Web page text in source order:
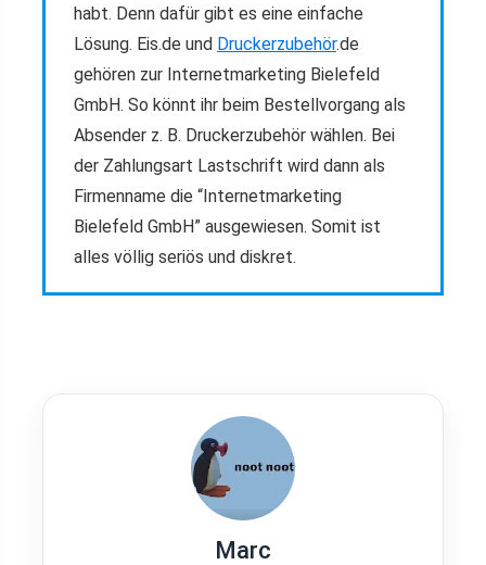
habt. Denn dafür gibt es eine einfache
Lösung. Eis.de und Druckerzubehör.de
gehören zur Internetmarketing Bielefeld
GmbH. So könnt ihr beim Bestellvorgang als
Absender z. B. Druckerzubehör wählen. Bei
der Zahlungsart Lastschrift wird dann als
Firmenname die “Internetmarketing
Bielefeld GmbH” ausgewiesen. Somit ist
alles völlig seriös und diskret.
Marc